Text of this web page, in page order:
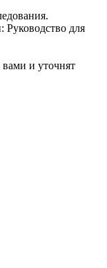
Руководство для
и уточнят